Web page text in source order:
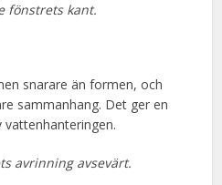
fönstrets kant.
snarare än formen, och
sammanhang. Det ger en
vattenhanteringen.
avrinning avsevärt.